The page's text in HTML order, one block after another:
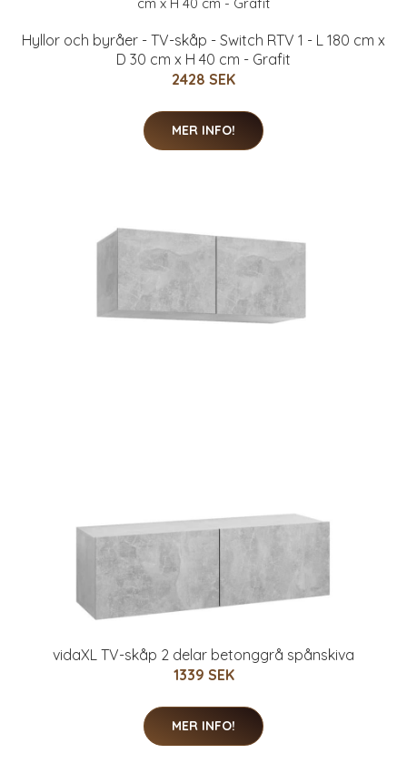
Hyllor och byråer - TV-skåp - Switch RTV 1 - L 180 cm x
D 30 cm x H 40 cm - Grafit
2428 SEK
MER INFO!
vidaXL TV-skåp 2 delar betonggrå spånskiva
1339 SEK
MER INFO!